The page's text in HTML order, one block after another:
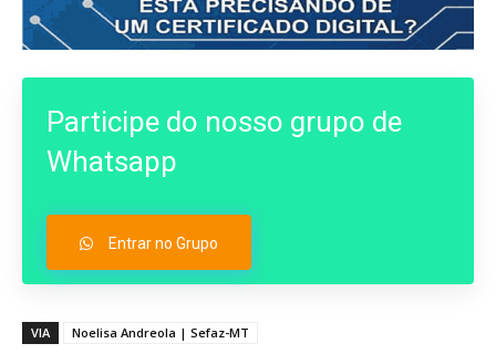
Participe do nosso grupo de
Whatsapp
Entrar no Grupo
VIA Noelisa Andreola | Sefaz-MT